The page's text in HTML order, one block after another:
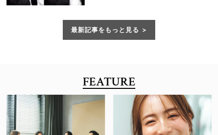
最新記事をもっと見る
FEATURE